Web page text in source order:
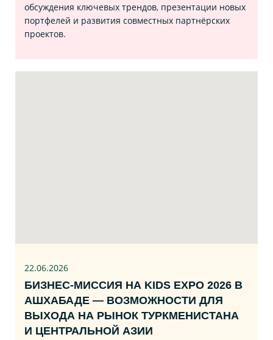
обсуждения ключевых трендов, презентации новых
портфелей и развития совместных партнёрских
проектов.
22.06.2026
БИЗНЕС‑МИССИЯ НА KIDS EXPO 2026 В
АШХАБАДЕ — ВОЗМОЖНОСТИ ДЛЯ
ВЫХОДА НА РЫНОК ТУРКМЕНИСТАНА
И ЦЕНТРАЛЬНОЙ АЗИИ